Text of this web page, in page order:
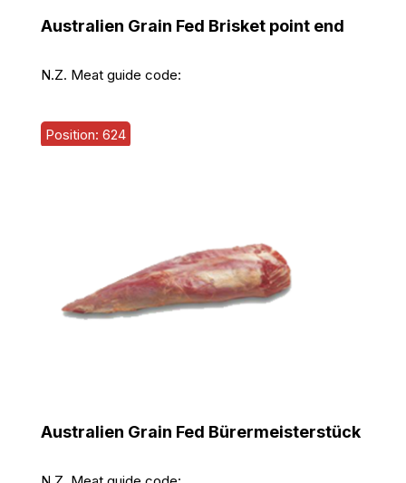
Australien Grain Fed Brisket point end
N.Z. Meat guide code:
Position: 624
Australien Grain Fed Bürermeisterstück